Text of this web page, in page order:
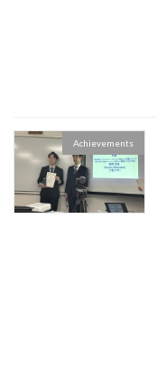
Achievements